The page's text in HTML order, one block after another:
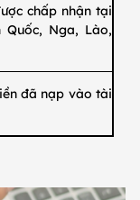
chấp nhận tại
Nga, Lào,
đã nạp vào tài